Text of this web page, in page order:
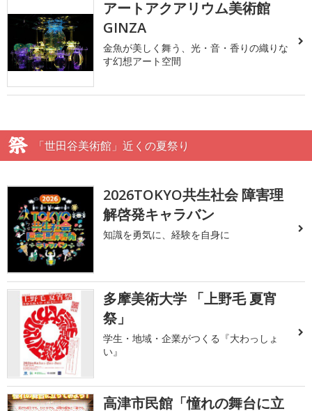
アートアクアリウム美術館
GINZA
金魚が美しく舞う、光・音・香りの織りな
す幻想アート空間
「世田谷美術館」近くの夏祭り
2026TOKYO共生社会 障害理
解啓発キャラバン
知識を勇気に、経験を自身に
多摩美術大学 「上野毛 夏宵
祭」
学生・地域・企業がつくる『大わっしょ
い』
高津市民館「憧れの舞台に立